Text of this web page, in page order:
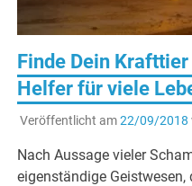
Finde Dein
Helfer für viele
Veröffentlicht am22/09/2018
Nach Aussage vieler
eigenständige